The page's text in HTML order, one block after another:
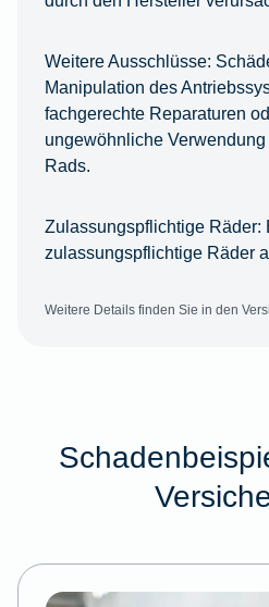
Weitere Ausschlüsse:
Manipulation des
fachgerechte Reparaturen
ungewöhnliche
Rads.
Zulassungspflichtige Räder:
zulassungspflichtige Räder
Weitere Details finden Sie in den